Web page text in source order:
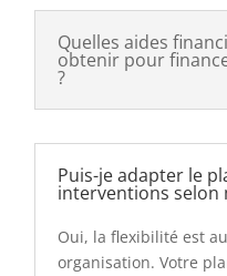
Quelles aides
obtenir pour
?
Puis-je adapter le
interventions selon
Oui, la flexibilité est
organisation. Votre